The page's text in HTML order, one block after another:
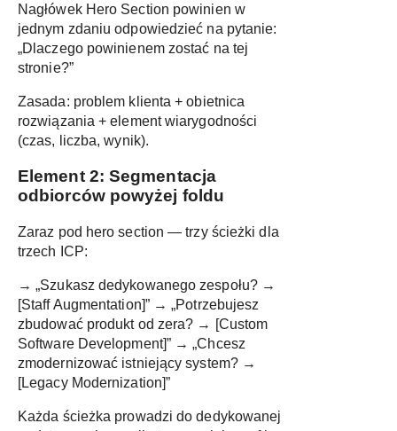
Nagłówek Hero Section powinien w
jednym zdaniu odpowiedzieć na pytanie:
„Dlaczego powinienem zostać na tej
stronie?”
Zasada: problem klienta + obietnica
rozwiązania + element wiarygodności
(czas, liczba, wynik).
Element 2: Segmentacja
odbiorców powyżej foldu
Zaraz pod hero section — trzy ścieżki dla
trzech ICP:
→ „Szukasz dedykowanego zespołu? →
[Staff Augmentation]” → „Potrzebujesz
zbudować produkt od zera? → [Custom
Software Development]” → „Chcesz
zmodernizować istniejący system? →
[Legacy Modernization]”
Każda ścieżka prowadzi do dedykowanej